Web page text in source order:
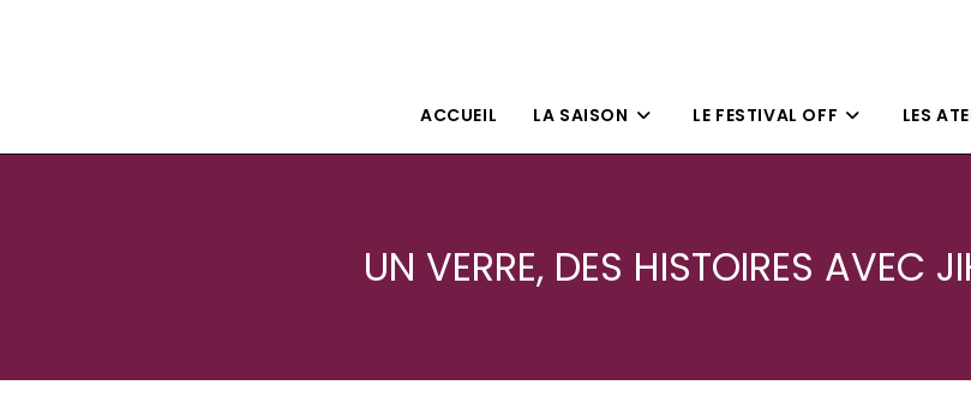
ACCUEIL LA SAISON LE FESTIVAL OFF LES
UN VERRE, DES HISTOIRES AVEC